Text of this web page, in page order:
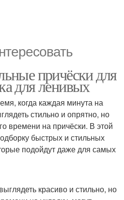
причёски для
для ленивых
когда каждая минута на
стильно и опрятно, но
времени на причёски. В этой
быстрых и стильных
подойдут даже для самых
красиво и стильно, но